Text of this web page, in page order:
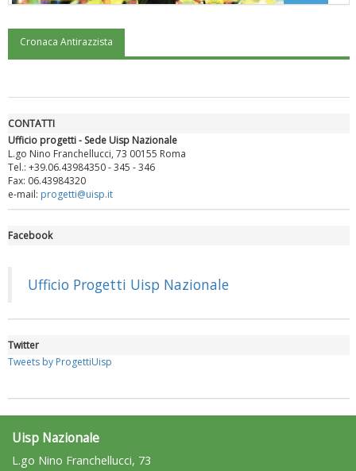
"Superare gli ostacoli": la relazione di Tiziano Pesce al CN Uisp
rivoluzioni"
Cronaca Antirazzista
CONTATTI
Ufficio progetti - Sede Uisp Nazionale
L.go Nino Franchellucci, 73 00155 Roma
Tel.: +39.06.43984350 - 345 - 346
Fax: 06.43984320
e-mail: progetti@uisp.it
Facebook
Ufficio Progetti Uisp Nazionale
Twitter
Tweets by ProgettiUisp
Uisp Nazionale
L.go Nino Franchellucci, 73